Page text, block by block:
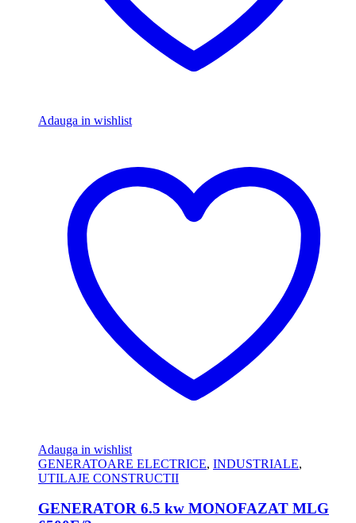
Adauga in wishlist
Adauga in wishlist
GENERATOARE ELECTRICE, INDUSTRIALE,
UTILAJE CONSTRUCTII
GENERATOR 6.5 kw MONOFAZAT MLG